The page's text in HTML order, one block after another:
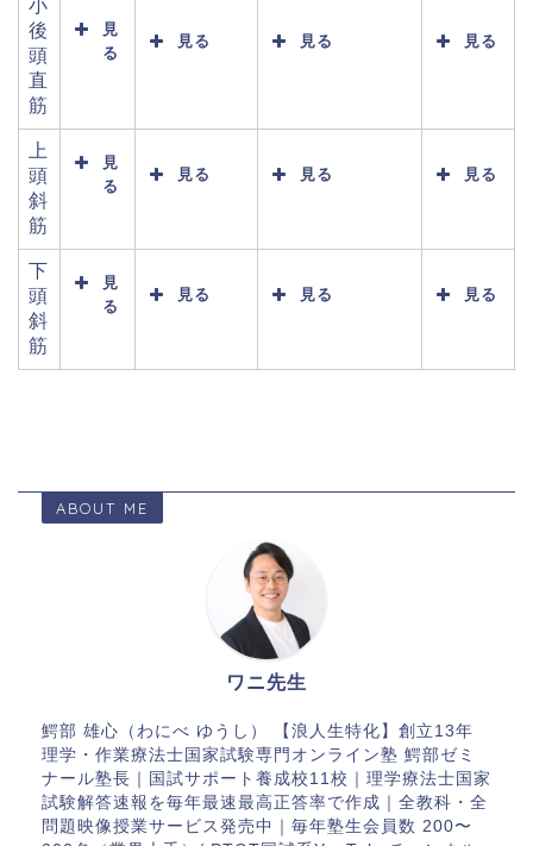
小
後
頭
直
筋
見
る
見る 見る 見る
上
頭
斜
筋
見
る
見る 見る 見る
下
頭
斜
筋
見
る
見る 見る 見る
ABOUT ME
ワニ先生
鰐部 雄心（わにべ ゆうし） 【浪人生特化】創立13年
理学・作業療法士国家試験専門オンライン塾 鰐部ゼミ
ナール塾長｜国試サポート養成校11校｜理学療法士国家
試験解答速報を毎年最速最高正答率で作成｜全教科・全
問題映像授業サービス発売中｜毎年塾生会員数 200〜